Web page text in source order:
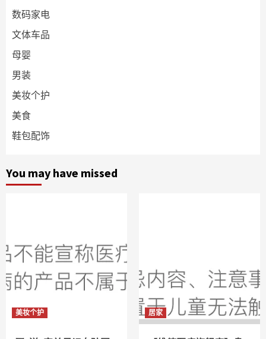
数码家电
文体车品
母婴
男装
美妆个护
美食
鞋包配饰
You may have missed
美妆个护 居家